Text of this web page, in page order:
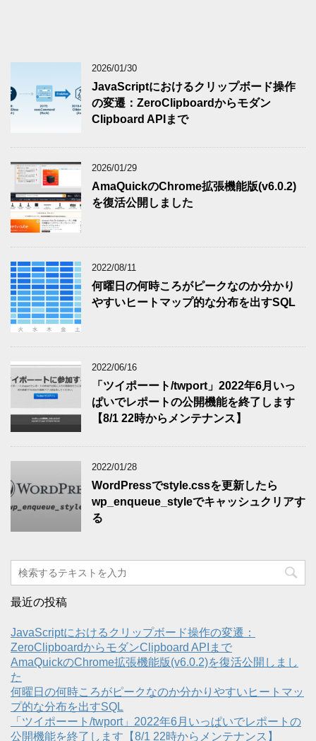
2026/01/30
JavaScriptにおけるクリップボード操作
の変遷：ZeroClipboardからモダン
Clipboard APIまで
2026/01/29
AmaQuickのChrome拡張機能版(v6.0.2)
を復活公開しました
2022/08/11
何曜日の何時ころがピークなのか分かり
やすいヒートマップ的な分布を出すSQL
2022/06/16
「ツイポーート/twport」2022年6月いっ
ぱいでレポートの公開機能を終了します
【8/1 22時からメンテナンス】
2022/01/28
WordPressでstyle.cssを更新したら
wp_enqueue_styleでキャッシュクリアす
る
最近の投稿
JavaScriptにおけるクリップボード操作の変遷：
ZeroClipboardからモダンClipboard APIまで
AmaQuickのChrome拡張機能版(v6.0.2)を復活公開しまし
た
何曜日の何時ころがピークなのか分かりやすいヒートマッ
プ的な分布を出すSQL
「ツイポーート/twport」2022年6月いっぱいでレポートの
公開機能を終了します【8/1 22時からメンテナンス】